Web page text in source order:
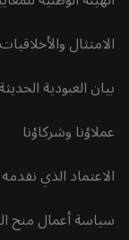
الامتثال
بيان العبودية الحديثة
عملاؤنا وشركاؤنا
الاعتماد الذي نقدمه
سياسة أعمال منح